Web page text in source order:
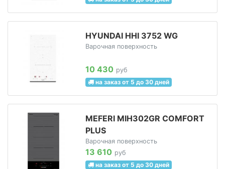
HYUNDAI HHI 3752 WG
Варочная поверхность
10 430 руб
на заказ от 5 до 30 дней
MEFERI MIH302GR COMFORT
PLUS
Варочная поверхность
13 610 руб
на заказ от 5 до 30 дней